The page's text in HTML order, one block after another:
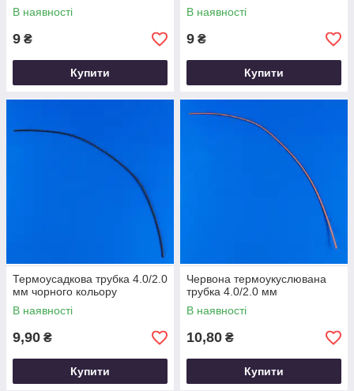
В наявності
9 ₴
Купити
В наявності
9 ₴
Купити
Термоусадкова трубка 4.0/2.0
мм чорного кольору
В наявності
9,90 ₴
Купити
Червона термоукуслювана
трубка 4.0/2.0 мм
В наявності
10,80 ₴
Купити